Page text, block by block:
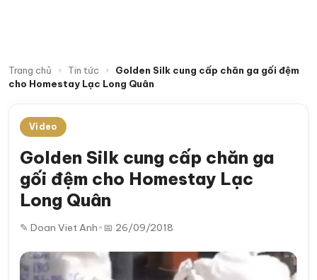
Trang chủ › Tin tức ›
Golden Silk cung cấp chăn ga gối đệm
cho Homestay Lạc Long Quân
Video
Golden Silk cung cấp chăn ga
gối đệm cho Homestay Lạc
Long Quân
✎ Doan Viet Anh•📅 26/09/2018